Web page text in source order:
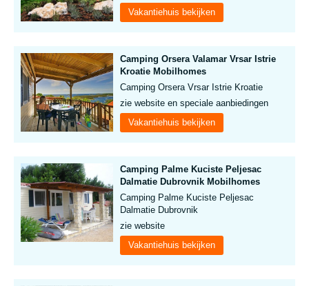
Vakantiehuis bekijken
Camping Orsera Valamar Vrsar Istrie
Kroatie Mobilhomes
Camping Orsera Vrsar Istrie Kroatie
zie website en speciale aanbiedingen
Vakantiehuis bekijken
Camping Palme Kuciste Peljesac
Dalmatie Dubrovnik Mobilhomes
Camping Palme Kuciste Peljesac
Dalmatie Dubrovnik
zie website
Vakantiehuis bekijken